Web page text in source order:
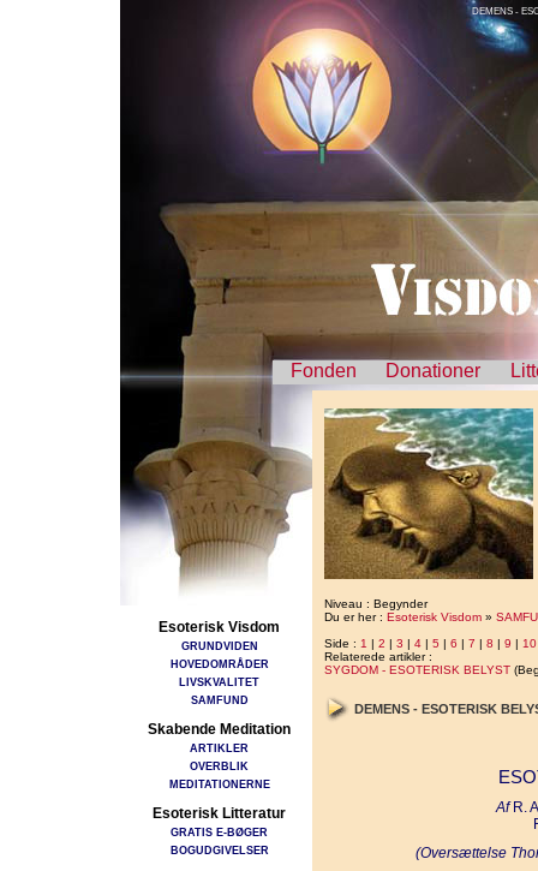
DEMENS -
Fonden Donationer
Esoterisk Visdom
GRUNDVIDEN
HOVEDOMRÅDER
LIVSKVALITET
SAMFUND
Skabende Meditation
ARTIKLER
OVERBLIK
MEDITATIONERNE
Esoterisk Litteratur
GRATIS E-BØGER
BOGUDGIVELSER
Niveau : Begynder
Du er her : Esoterisk Visdom »
Side : 1 | 2 | 3 | 4 | 5 | 6 | 7 | 8 | 9 | 10
Relaterede artikler :
SYGDOM - ESOTERISK BELYST
DEMENS - ESOTERISK
AfR.
(Oversættelse